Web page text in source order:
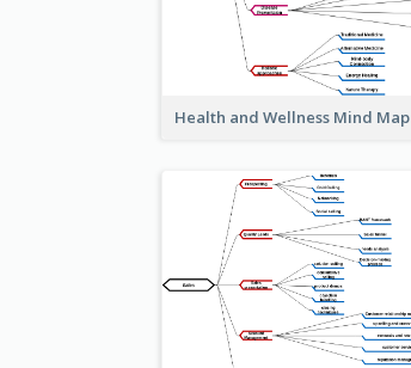
Health and Wellness Mind Map